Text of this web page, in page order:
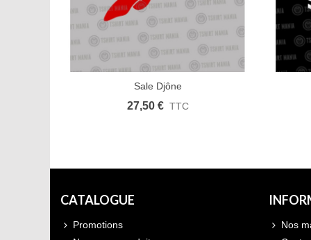
Afficher plusSale Djône
27,50 € TTC
CATALOGUE
Promotions
Nos